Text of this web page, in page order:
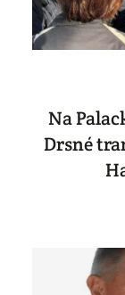
Na
Drsné